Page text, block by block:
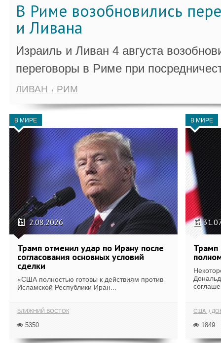
В Риме возобновились
и Ливана
Израиль и Ливан 4 августа
переговоры в Риме при
ЛИВАН РИМ
В МИРЕ
2.08.2026
Трамп отменил удар по Ирану после
согласования основных условий
сделки
«США полностью готовы к действиям против
Исламской Республики Иран...
БЛИЖНИЙ ВОСТОК
5350
В МИРЕ
Трамп
США
1849